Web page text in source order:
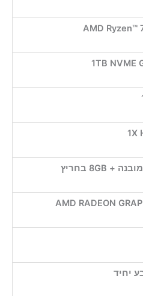
AMD Ryzen™
1TB NVME
1X
AMD RADEON
יחיד